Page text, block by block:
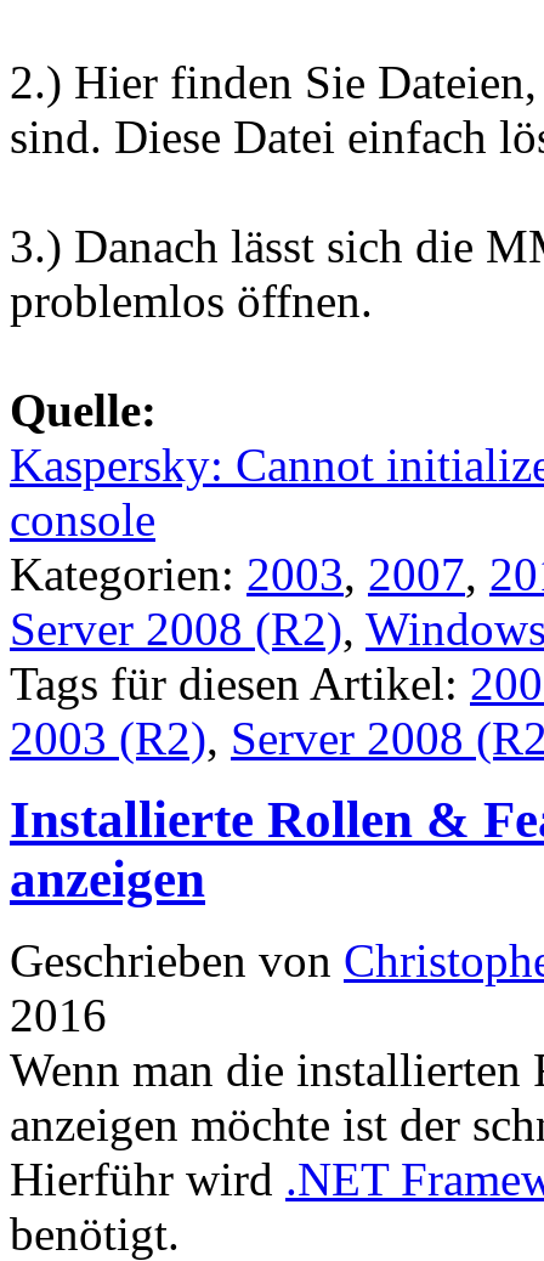
2.) Hier finden Sie
sind. Diese Datei einfach
3.) Danach lässt sich die
problemlos öffnen.
Quelle:
Kaspersky: Cannot
console
Kategorien: 2003, 2007,
Server 2008 (R2),
Tags für diesen Artikel:
2003 (R2), Server 2008
Installierte Rollen &
anzeigen
Geschrieben von
2016
Wenn man die installierten
anzeigen möchte ist der
Hierführ wird .NET
benötigt.